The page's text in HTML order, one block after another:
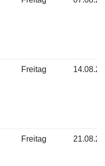
Freitag
Freitag